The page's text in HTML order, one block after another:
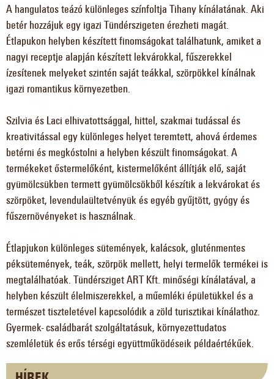
A hangulatos teázó különleges színfoltja Tihany kínálatának. Aki
betér hozzájuk egy igazi Tündérszigeten érezheti magát.
Étlapukon helyben készített finomságokat találhatunk, amiket a
nagyi receptje alapján készített lekvárokkal, fűszerekkel
ízesítenek melyeket szintén saját teákkal, szörpökkel kínálnak
igazi romantikus környezetben.
Szilvia és Laci elhivatottsággal, hittel, szakmai tudással és
kreativitással egy különleges helyet teremtett, ahová érdemes
betérni és megkóstolni a helyben készült finomságokat. A
termékeket őstermelőként, kistermelőként állítják elő, saját
gyümölcsükben termett gyümölcsökből készítik a lekvárokat és
szörpöket, levendulaültetvényük és egyéb gyűjtött, gyógy és
fűszernövényeket is használnak.
Étlapjukon különleges sütemények, kalácsok, gluténmentes
péksütemények, teák, szörpök mellett, helyi termelők termékei is
megtalálhatóak. Tündérsziget ART Kft. minőségi kínálatával, a
helyben készült élelmiszerekkel, a műemléki épületükkel és a
természet tiszteletével kapcsolódik a zöld turisztikai kínálathoz.
Gyermek- családbarát szolgáltatásuk, környezettudatos
szemléletük és erős térségi együttműködéseik példaértékűek.